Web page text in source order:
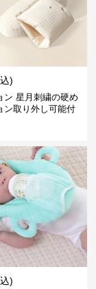
)
ン 星月刺繍の硬め
ン取り外し可能付
)